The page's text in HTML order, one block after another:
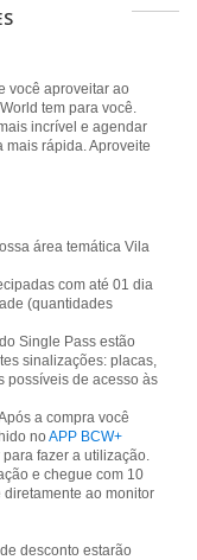
você aproveitar ao
tem para você.
incrível e agendar
mais rápida. Aproveite
área temática Vila
com até 01 dia
(quantidades
Single Pass estão
sinalizações: placas,
possíveis de acesso às
a compra você
no APP BCW+
fazer a utilização.
e chegue com 10
ao monitor
desconto estarão